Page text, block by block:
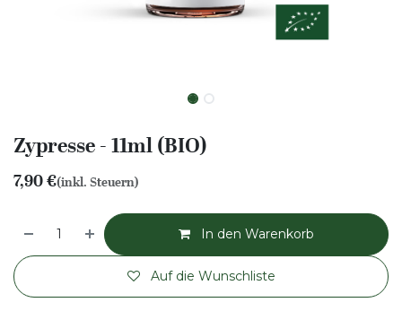
Zypresse - 11ml (BIO)
7,90€(inkl. Steuern)
In den Warenkorb
Auf die Wunschliste